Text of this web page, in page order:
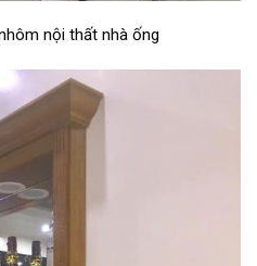
nội thất nhà ống